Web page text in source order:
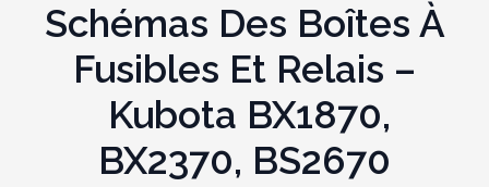
Schémas Des Boîtes À
Fusibles Et Relais –
Kubota BX1870,
BX2370, BS2670